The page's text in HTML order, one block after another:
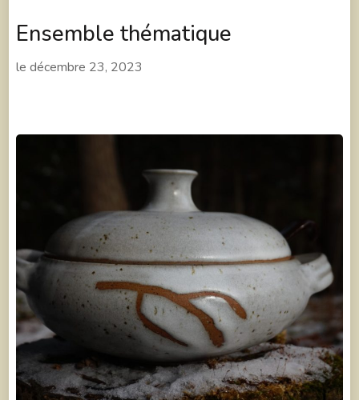
Ensemble thématique
le décembre 23, 2023